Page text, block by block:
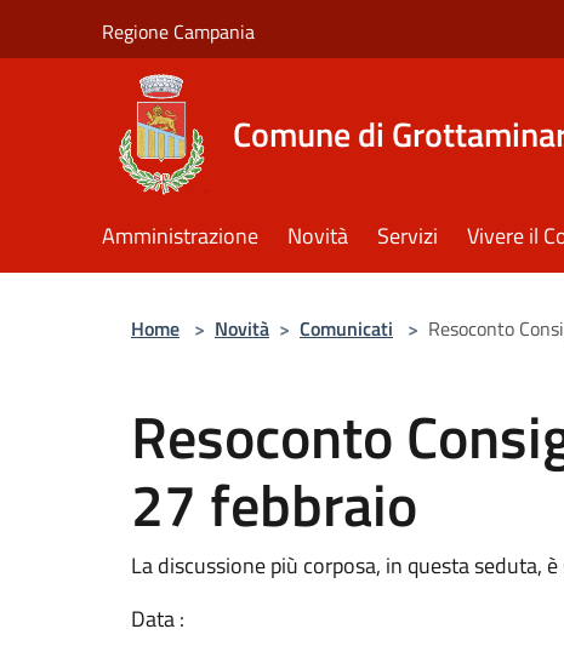
Regione Campania
Comune di
Amministrazione Novità Servizi Vivere il
Home > Novità > Comunicati > Resoconto
Resoconto
27 febbraio
La discussione più corposa, in questa seduta,
Data :